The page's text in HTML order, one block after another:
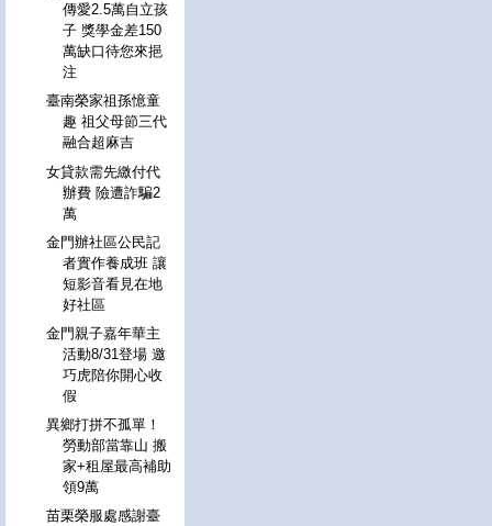
傳愛2.5萬自立孩
子 獎學金差150
萬缺口待您來挹
注
臺南榮家祖孫憶童
趣 祖父母節三代
融合超麻吉
女貸款需先繳付代
辦費 險遭詐騙2
萬
金門辦社區公民記
者實作養成班 讓
短影音看見在地
好社區
金門親子嘉年華主
活動8/31登場 邀
巧虎陪你開心收
假
異鄉打拼不孤單！
勞動部當靠山 搬
家+租屋最高補助
領9萬
苗栗榮服處感謝臺